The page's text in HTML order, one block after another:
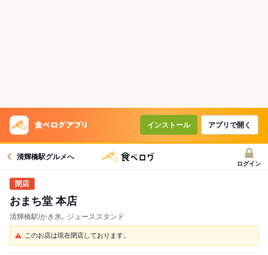
インストール アプリで開く
清輝橋駅グルメへ
ログイン
おまち堂 本店
清輝橋駅/かき氷､ ジューススタンド
このお店は現在閉店しております。